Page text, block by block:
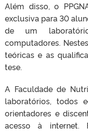
Além disso, o
exclusiva para 30
de um
computadores.
teóricas e as
tese.
A Faculdade de
laboratórios, todos
orientadores e
acesso à internet.